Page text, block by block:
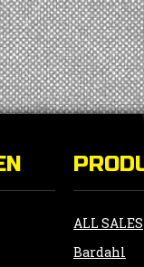
ALL SALES
Bardahl